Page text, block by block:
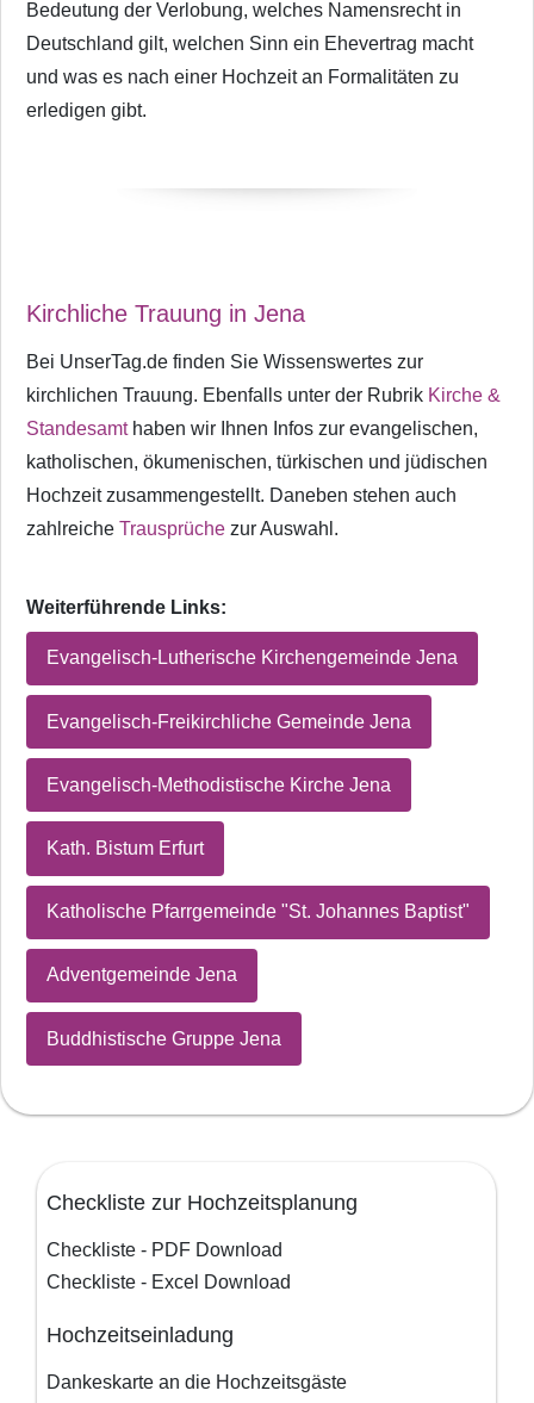
Bedeutung der Verlobung, welches Namensrecht in
Deutschland gilt, welchen Sinn ein Ehevertrag macht
und was es nach einer Hochzeit an Formalitäten zu
erledigen gibt.
Kirchliche Trauung in Jena
Bei UnserTag.de finden Sie Wissenswertes zur
kirchlichen Trauung. Ebenfalls unter der Rubrik Kirche &
Standesamthaben wir Ihnen Infos zur evangelischen,
katholischen, ökumenischen, türkischen und jüdischen
Hochzeit zusammengestellt. Daneben stehen auch
zahlreiche Trausprüche zur Auswahl.
Weiterführende Links:
Evangelisch-Lutherische Kirchengemeinde Jena
Evangelisch-Freikirchliche Gemeinde Jena
Evangelisch-Methodistische Kirche Jena
Kath. Bistum Erfurt
Katholische Pfarrgemeinde "St. Johannes Baptist"
Adventgemeinde Jena
Buddhistische Gruppe Jena
Checkliste zur Hochzeitsplanung
Checkliste - PDF Download
Checkliste - Excel Download
Hochzeitseinladung
Dankeskarte an die Hochzeitsgäste